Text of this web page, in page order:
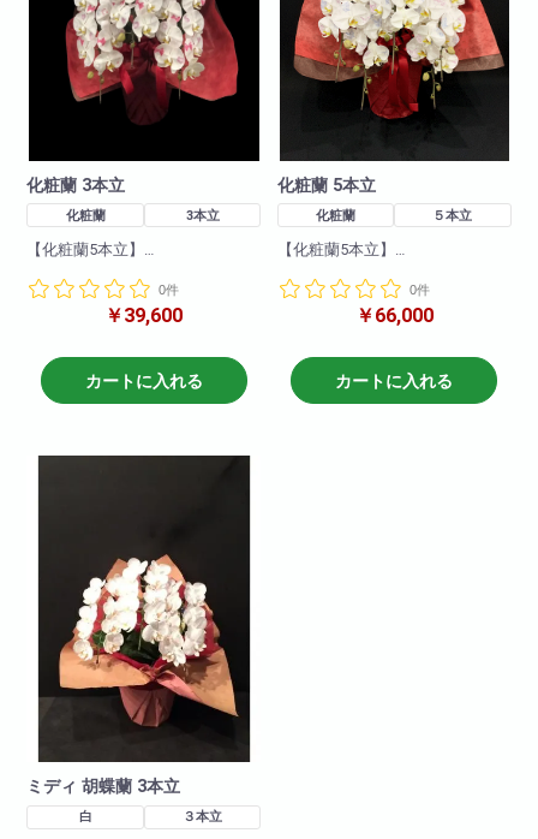
化粧蘭 3本立
化粧蘭 3本立
【化粧蘭5本立】
蘭になります!大変珍しく貴重な
ものですので
ける商品となっております!
商品について
色 : 白+化粧
で、ご注文前にお問い合わせ下
高さ:約100cm
0件
￥39,600
カートに入れる
化粧蘭 5本立
化粧蘭 ５本立
【化粧蘭5本立】
蘭になります!大変珍しく貴重な
ものですので
ける商品となっております!
商品について
色 : 白+化粧
0件
￥66,000
カートに入れる
ミディ 胡蝶蘭 3本立
白 ３本立